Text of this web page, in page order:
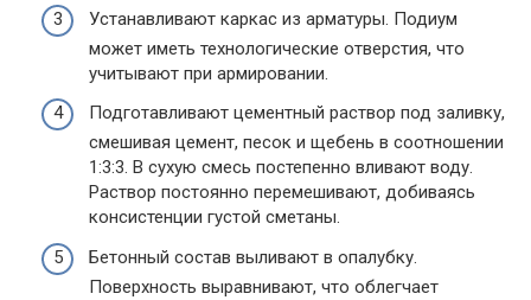
Устанавливают каркас из арматуры. Подиум
может иметь технологические отверстия, что
учитывают при армировании.
Подготавливают цементный раствор под заливку,
смешивая цемент, песок и щебень в соотношении
1:3:3. В сухую смесь постепенно вливают воду.
Раствор постоянно перемешивают, добиваясь
консистенции густой сметаны.
Бетонный состав выливают в опалубку.
Поверхность выравнивают, что облегчает